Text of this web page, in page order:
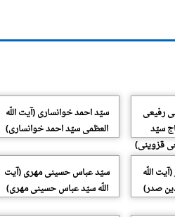
رفیعی
سیّد
قزوینی)
سیّد احمد خوانساری (آیت اللّه
العظمی سیّد احمد خوانساری)
اللّه
صدر)
سیّد عباس حسینی مهری (آیت
اللّه سیّد عباس حسینی مهری)